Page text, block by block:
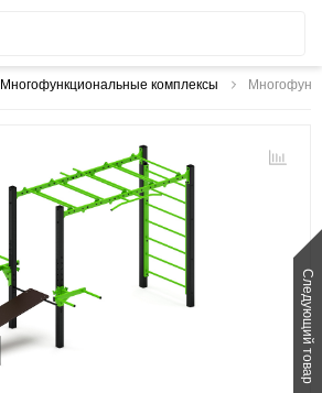
Многофункциональные комплексы
Следующий товар